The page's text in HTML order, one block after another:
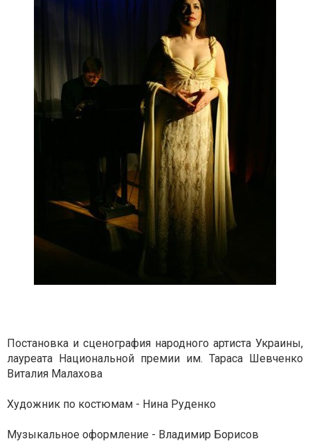
Постановка и сценография народного артиста Украины,
лауреата Национальной премии им. Тараса Шевченко
Виталия Малахова
Художник по костюмам - Нина Руденко
Музыкальное оформление - Владимир Борисов